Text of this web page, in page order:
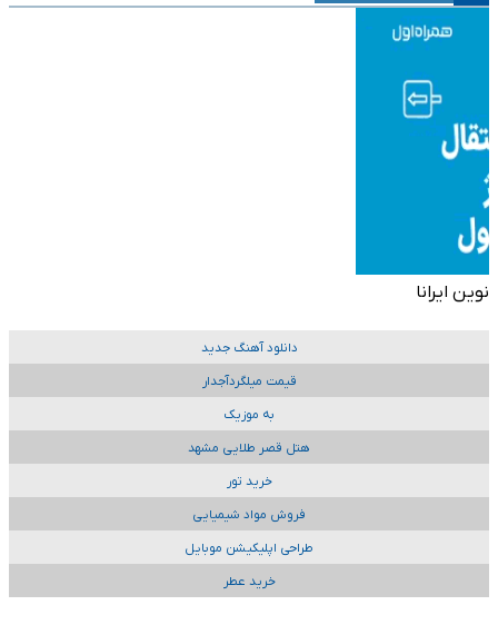
نوین ایرانا
دانلود آهنگ جدید
قیمت میلگردآجدار
به موزیک
هتل قصر طلایی مشهد
خرید تور
فروش مواد شیمیایی
طراحی اپلیکیشن موبایل
خرید عطر